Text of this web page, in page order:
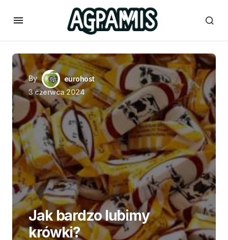
By
eurohost
3 czerwca 2024
Jak bardzo lubimy
krówki?